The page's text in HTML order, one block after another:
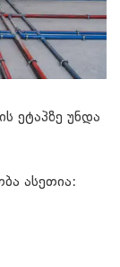
ეტაპზე უნდა
ასეთია: